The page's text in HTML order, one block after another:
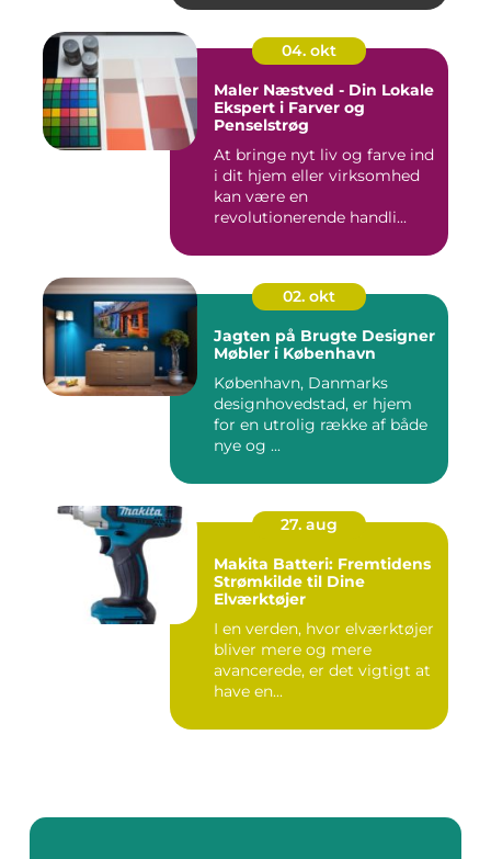
04. okt
Maler Næstved - Din Lokale
Ekspert i Farver og
Penselstrøg
At bringe nyt liv og farve ind
i dit hjem eller virksomhed
kan være en
revolutionerende handli...
02. okt
Jagten på Brugte Designer
Møbler i København
København, Danmarks
designhovedstad, er hjem
for en utrolig række af både
nye og ...
27. aug
Makita Batteri: Fremtidens
Strømkilde til Dine
Elværktøjer
I en verden, hvor elværktøjer
bliver mere og mere
avancerede, er det vigtigt at
have en...